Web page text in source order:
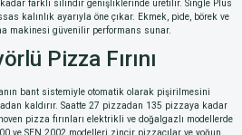
farklı silindir genişliklerinde üretilir. Single Plus
kalınlık ayarıyla öne çıkar. Ekmek, pide, börek ve
makinesi güvenilir performans sunar.
Pizza Fırını
bant sistemiyle otomatik olarak pişirilmesini
kaldırır. Saatte 27 pizzadan 135 pizzaya kadar
pizza fırınları elektrikli ve doğalgazlı modellerde
ve SEN 2002 modelleri zincir pizzacılar ve yoğun